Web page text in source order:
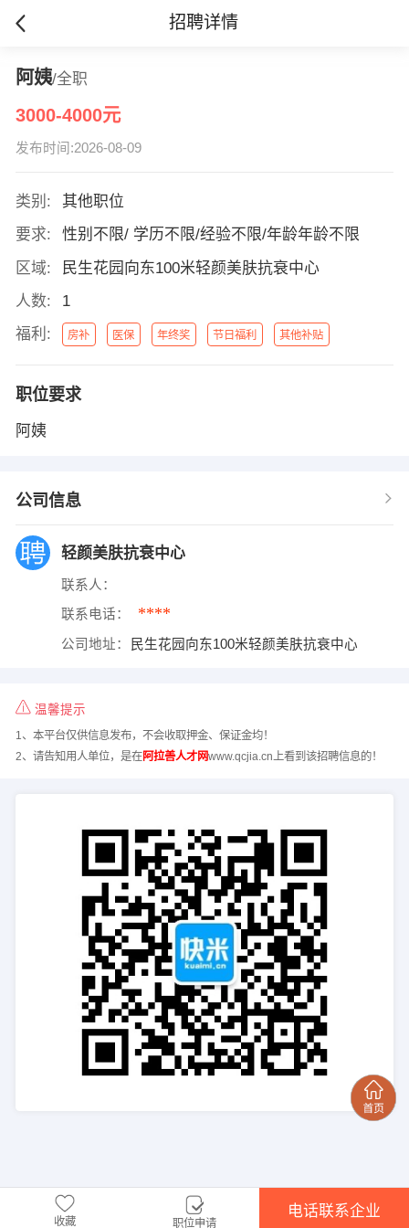
招聘详情
阿姨/全职
3000-4000元
发布时间:2026-08-09
类别:
其他职位
要求:
性别不限/ 学历不限/经验不限/年龄年龄不限
区域:
民生花园向东100米轻颜美肤抗衰中心
人数:
1
福利:
房补 医保 年终奖 节日福利 其他补贴
职位要求
阿姨
公司信息
轻颜美肤抗衰中心
联系人：
联系电话： ****
公司地址： 民生花园向东100米轻颜美肤抗衰中心
温馨提示
1、本平台仅供信息发布，不会收取押金、保证金均！
2、请告知用人单位，是在阿拉善人才网www.qcjia.cn上看到该招聘信息的！
收藏 职位申请
电话联系企业